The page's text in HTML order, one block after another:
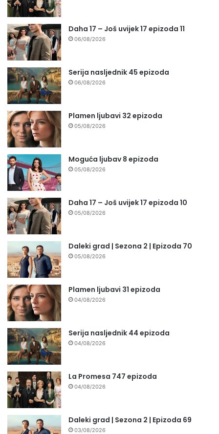
Daha 17 – Još uvijek 17 epizoda 11
06/08/2026
Serija nasljednik 45 epizoda
06/08/2026
Plamen ljubavi 32 epizoda
05/08/2026
Moguća ljubav 8 epizoda
05/08/2026
Daha 17 – Još uvijek 17 epizoda 10
05/08/2026
Daleki grad | Sezona 2 | Epizoda 70
05/08/2026
Plamen ljubavi 31 epizoda
04/08/2026
Serija nasljednik 44 epizoda
04/08/2026
La Promesa 747 epizoda
04/08/2026
Daleki grad | Sezona 2 | Epizoda 69
03/08/2026